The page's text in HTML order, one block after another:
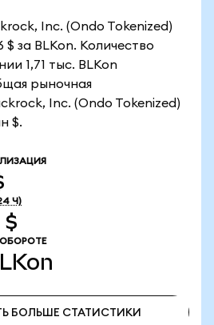
Inc. (Ondo Tokenized)
$ за BLKon. Количество
1,71 тыс. BLKon
рыночная
Inc. (Ondo Tokenized)
$.
Ч)
$
БОЛЬШЕ СТАТИСТИКИ